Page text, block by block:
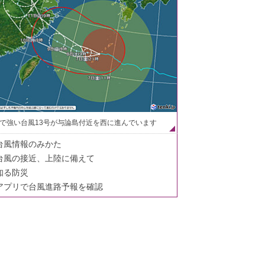
強い台風13号が与論島付近を西に進んでいます
風情報のみかた
風の接近、上陸に備えて
る防災
プリで台風進路予報を確認